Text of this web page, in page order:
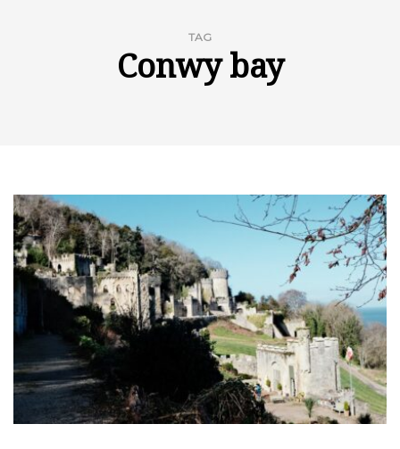
TAG
Conwy bay